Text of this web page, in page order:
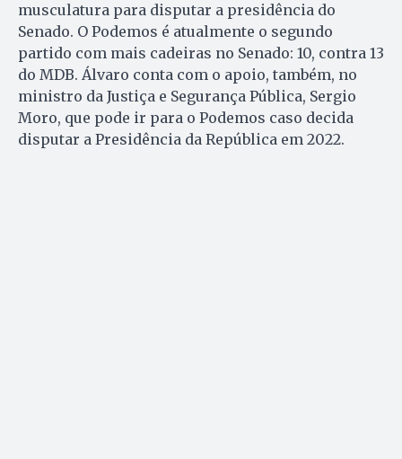
musculatura para disputar a presidência do
Senado. O Podemos é atualmente o segundo
partido com mais cadeiras no Senado: 10, contra 13
do MDB. Álvaro conta com o apoio, também, no
ministro da Justiça e Segurança Pública, Sergio
Moro, que pode ir para o Podemos caso decida
disputar a Presidência da República em 2022.